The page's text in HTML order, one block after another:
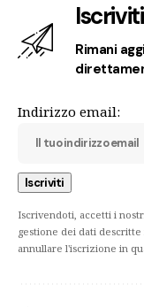
Rimani
Indirizzo email:
Iscrivendoti, accetti i
gestione dei dati
annullare l'iscrizione in